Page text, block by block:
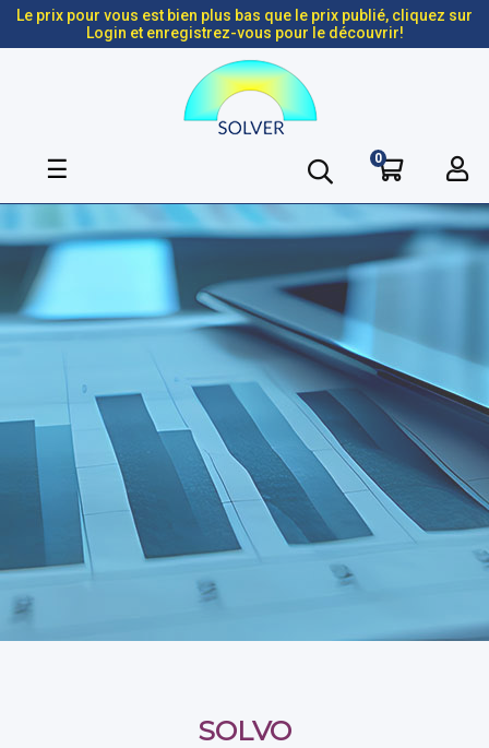
Le prix pour vous est bien plus bas que le prix publié, cliquez sur
Login et enregistrez-vous pour le découvrir!
Basculer
navigation
☰ 0
SOLVO